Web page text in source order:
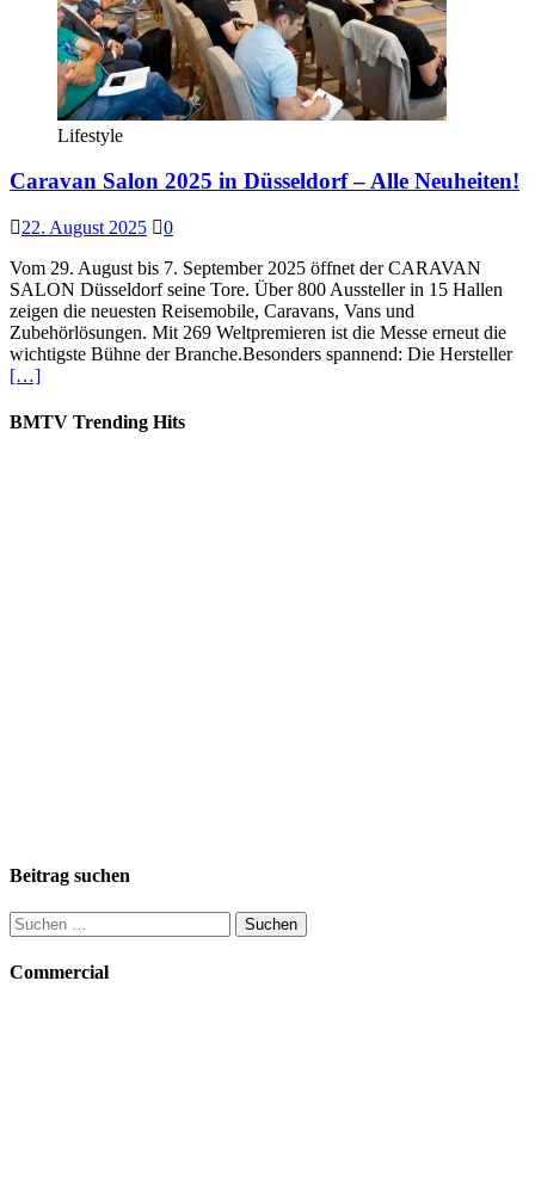
Lifestyle
Caravan Salon 2025 in Düsseldorf – Alle Neuheiten!
22. August 2025
0
Vom 29. August bis 7. September 2025 öffnet der CARAVAN
SALON Düsseldorf seine Tore. Über 800 Aussteller in 15 Hallen
zeigen die neuesten Reisemobile, Caravans, Vans und
Zubehörlösungen. Mit 269 Weltpremieren ist die Messe erneut die
wichtigste Bühne der Branche.Besonders spannend: Die Hersteller
[…]
BMTV Trending Hits
Beitrag suchen
Suchen
nach:
Commercial